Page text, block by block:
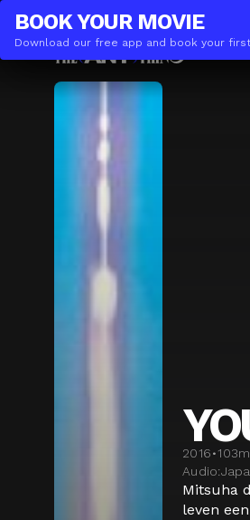
THE(ANY)THING BUSINESS
Movies
BOOK YOUR MOVIE
Download our free app and book your
2016•103
Audio:
Mitsuha
leven